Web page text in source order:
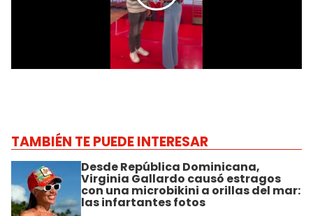
TAMBIÉN TE PUEDE INTERESAR
Desde República Dominicana,
Virginia Gallardo causó estragos
con una microbikini a orillas del mar:
las infartantes fotos